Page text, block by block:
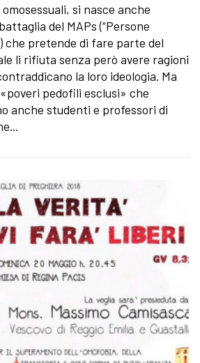
si nasce anche
del MAPs (“Persone
che pretende di fare parte del
li rifiuta senza però avere ragioni
la loro ideologia. Ma
pedofili esclusi» che
anche studenti e professori di